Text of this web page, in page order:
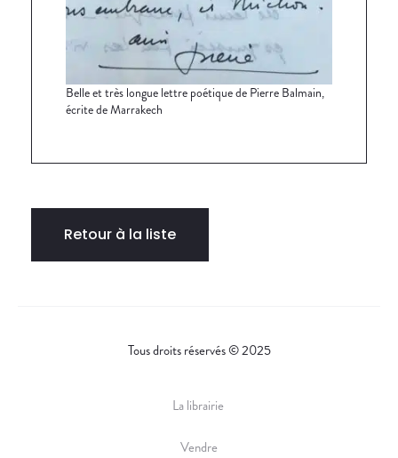
Belle et très longue lettre poétique de Pierre Balmain,
écrite de Marrakech
Retour à la liste
Tous droits réservés © 2025
La librairie
Vendre